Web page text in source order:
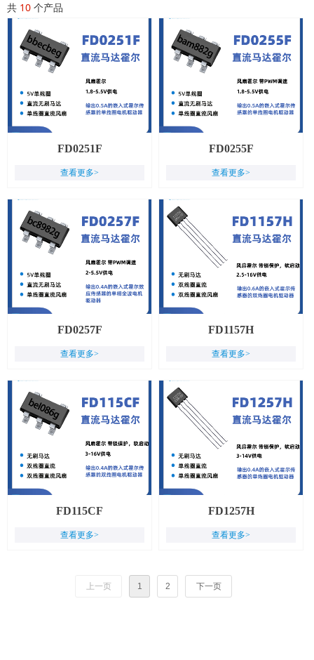
共 10 个产品
FD0251F
查看更多>
FD0255F
查看更多>
FD0257F
查看更多>
FD1157H
查看更多>
FD115CF
查看更多>
FD1257H
查看更多>
上一页 1 2 下一页